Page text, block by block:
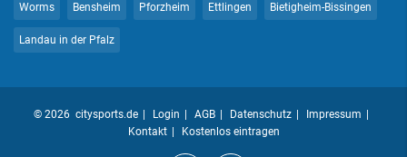
Worms Bensheim Pforzheim Ettlingen Bietigheim-Bissingen
Landau in der Pfalz
© 2026 citysports.de Login AGB Datenschutz
Impressum
Kontakt
Kostenlos eintragen